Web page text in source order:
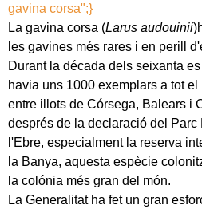
gavina corsa";}
La gavina corsa (Larus audouinii
les gavines més rares i en perill
Durant la década dels seixanta
havia uns 1000 exemplars a tot
entre illots de Córsega, Balears i
després de la declaració del Parc
l'Ebre, especialment la reserva
la Banya, aquesta espècie
la colónia més gran del món.
La Generalitat ha fet un gran